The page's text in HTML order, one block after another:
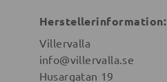
Herstellerinformation:
Villervalla
info@villervalla.se
Husargatan 19